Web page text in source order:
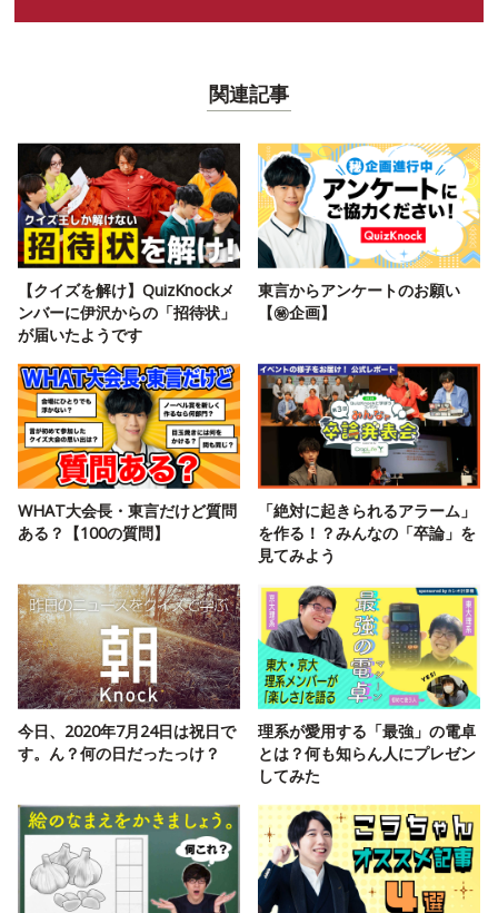
関連記事
【クイズを解け】QuizKnockメ
ンバーに伊沢からの「招待状」
が届いたようです
東言からアンケートのお願い
【㊙️企画】
WHAT大会長・東言だけど質問
ある？【100の質問】
「絶対に起きられるアラーム」
を作る！？みんなの「卒論」を
見てみよう
今日、2020年7月24日は祝日で
す。ん？何の日だったっけ？
理系が愛用する「最強」の電卓
とは？何も知らん人にプレゼン
してみた